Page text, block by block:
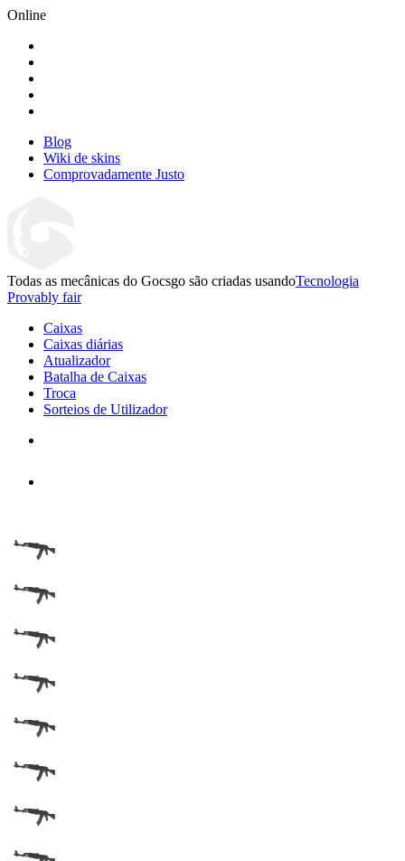
Online
Blog
Wiki de skins
Comprovadamente Justo
Todas as mecânicas do Gocsgo são criadas usandoTecnologia
Provably fair
Caixas
Caixas diárias
Atualizador
Batalha de Caixas
Troca
Sorteios de Utilizador